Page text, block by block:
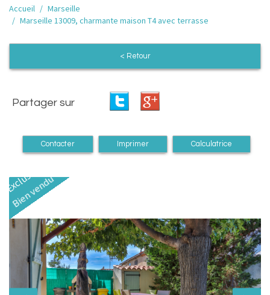
Accueil
Marseille
Marseille 13009, charmante maison T4 avec terrasse
< Retour
Partager sur
Contacter Imprimer Calculatrice
Bien vendu
Exclusivité